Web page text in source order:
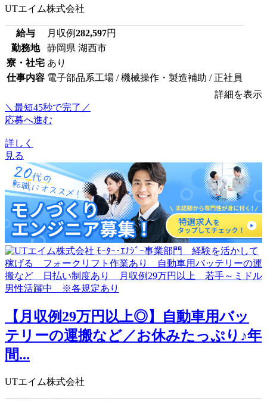
UTエイム株式会社
給与 月収例282,597円
勤務地
静岡県 湖西市
寮・社宅 あり
仕事内容 電子部品系工場 / 機械操作・製造補助 / 正社員
詳細を表示
＼最短45秒で完了／
応募へ進む
詳しく
見る
【月収例29万円以上◎】自動車用バッ
テリーの運搬など／お休みたっぷり♪年
間...
UTエイム株式会社